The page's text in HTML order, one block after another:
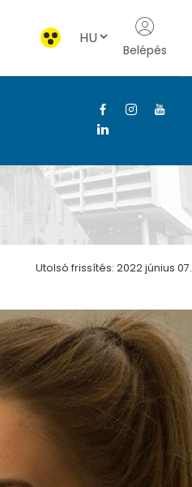
HU
Belépés
Utolsó frissítés: 2022 június 07.